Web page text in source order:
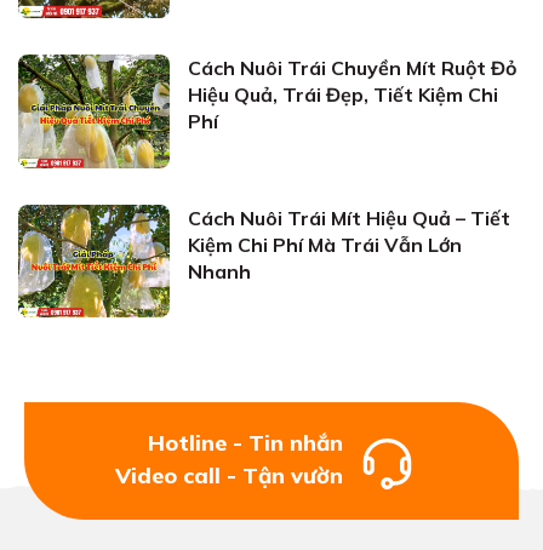
Cách Nuôi Trái Chuyền Mít Ruột Đỏ
Hiệu Quả, Trái Đẹp, Tiết Kiệm Chi
Phí
Cách Nuôi Trái Mít Hiệu Quả – Tiết
Kiệm Chi Phí Mà Trái Vẫn Lớn
Nhanh
Hotline - Tin nhắn
Video call - Tận vườn